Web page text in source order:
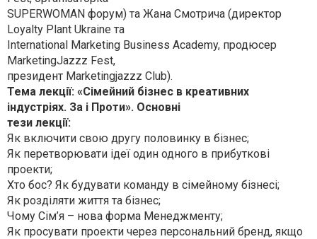
SUPERWOMAN форум) та Жана Смотрича (директор
Loyalty Plant Ukraine та
International Marketing Business Academy, продюсер
MarketingJazzz Fest,
президент Marketingjazzz Club).
Тема лекції: «Сімейний бізнес в креативних
індустріях. За і Проти». Основні
тези лекції:
Як включити свою другу половинку в бізнес;
Як перетворювати ідеї один одного в прибуткові
проекти;
Хто бос? Як будувати команду в сімейному бізнесі;
Як розділяти життя та бізнес;
Чому Сім’я – нова форма Менеджменту;
Як просувати проекти через персональний бренд, якщо